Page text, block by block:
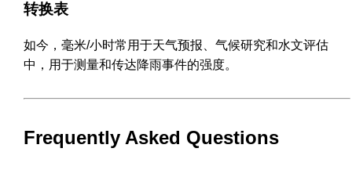
转换表
如今，毫米/小时常用于天气预报、气候研究和水文评估
中，用于测量和传达降雨事件的强度。
Frequently Asked Questions